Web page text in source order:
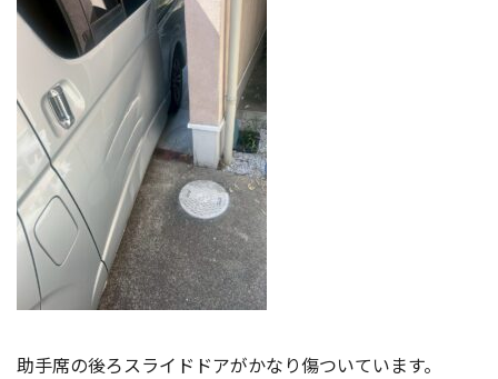
助手席の後ろスライドドアがかなり傷ついています。